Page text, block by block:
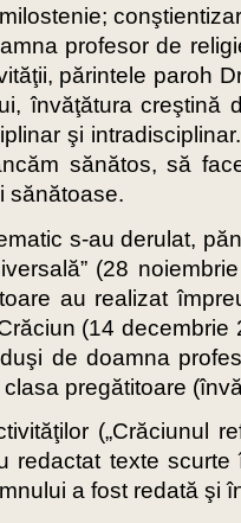
profesor de
părintele paroh
învăţătura
şi
sănătos, să
sănătoase.
s-au derulat,
(28
au realizat
(14
de doamna
pregătitoare
(„Crăciunul
redactat texte
a fost redată şi